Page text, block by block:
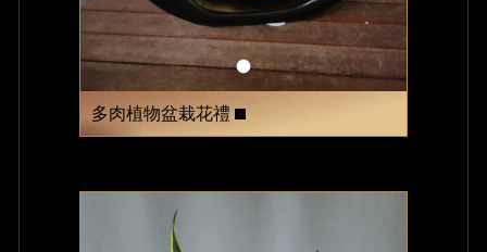
多肉植物盆栽花禮